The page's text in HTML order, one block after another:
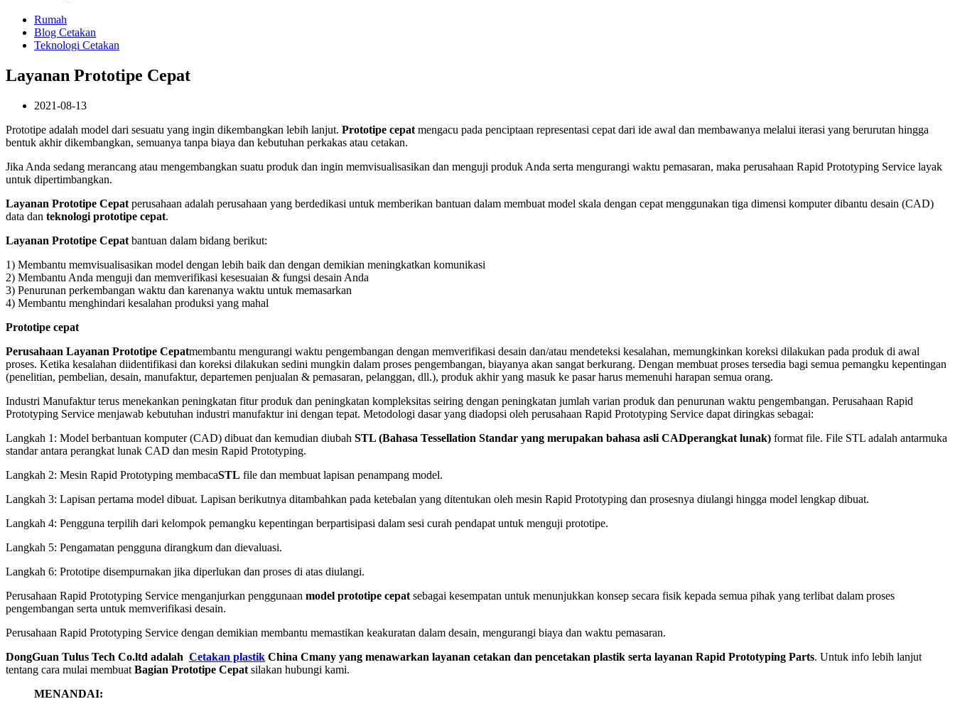
Rumah
Blog Cetakan
Teknologi Cetakan
Layanan Prototipe Cepat
2021-08-13
Prototipe adalah model dari sesuatu yang ingin dikembangkan lebih lanjut. Prototipe cepat mengacu pada penciptaan representasi cepat dari ide awal dan membawanya melalui iterasi yang berurutan hingga
bentuk akhir dikembangkan, semuanya tanpa biaya dan kebutuhan perkakas atau cetakan.
Jika Anda sedang merancang atau mengembangkan suatu produk dan ingin memvisualisasikan dan menguji produk Anda serta mengurangi waktu pemasaran, maka perusahaan Rapid Prototyping Service layak
untuk dipertimbangkan.
Layanan Prototipe Cepat perusahaan adalah perusahaan yang berdedikasi untuk memberikan bantuan dalam membuat model skala dengan cepat menggunakan tiga dimensi komputerdibantu desain (CAD)
data dan teknologi prototipe cepat.
Layanan Prototipe Cepat bantuan dalam bidang berikut:
1) Membantu memvisualisasikan model dengan lebih baik dan dengan demikian meningkatkan komunikasi
2) Membantu Anda menguji dan memverifikasi kesesuaian & fungsi desain Anda
3) Penurunan perkembangan waktu dan karenanya waktu untuk memasarkan
4) Membantu menghindari kesalahan produksi yang mahal
Prototipe cepat
Perusahaan Layanan Prototipe Cepatmembantu mengurangi waktu pengembangan dengan memverifikasi desain dan/atau mendeteksi kesalahan, memungkinkan koreksi dilakukan pada produk di awal
proses. Ketika kesalahan diidentifikasi dan koreksi dilakukan sedini mungkin dalam proses pengembangan, biayanya akan sangat berkurang. Dengan membuat proses tersedia bagi semua pemangku kepentingan
(penelitian, pembelian, desain, manufaktur, departemen penjualan & pemasaran, pelanggan, dll.), produk akhir yang masuk ke pasar harus memenuhi harapan semua orang.
Industri Manufaktur terus menekankan peningkatan fitur produk dan peningkatan kompleksitas seiring dengan peningkatan jumlah varian produk dan penurunan waktu pengembangan. Perusahaan Rapid
Prototyping Service menjawab kebutuhan industri manufaktur ini dengan tepat. Metodologi dasar yang diadopsi oleh perusahaan Rapid Prototyping Service dapat diringkas sebagai:
Langkah 1: Model berbantuan komputer (CAD) dibuat dan kemudian diubah STL (Bahasa Tessellation Standar yang merupakan bahasa asli CADperangkat lunak) format file. File STL adalah antarmuka
standar antara perangkat lunak CAD dan mesin Rapid Prototyping.
Langkah 2: Mesin Rapid Prototyping membacaSTL file dan membuat lapisan penampang model.
Langkah 3: Lapisan pertama model dibuat. Lapisan berikutnya ditambahkan pada ketebalan yang ditentukan oleh mesin Rapid Prototyping dan prosesnya diulangi hingga model lengkap dibuat.
Langkah 4: Pengguna terpilih dari kelompok pemangku kepentingan berpartisipasi dalam sesi curah pendapat untuk menguji prototipe.
Langkah 5: Pengamatan pengguna dirangkum dan dievaluasi.
Langkah 6: Prototipe disempurnakan jika diperlukan dan proses di atas diulangi.
Perusahaan Rapid Prototyping Service menganjurkan penggunaan model prototipe cepat sebagai kesempatan untuk menunjukkan konsep secara fisik kepada semua pihak yang terlibat dalam proses
pengembangan serta untuk memverifikasi desain.
Perusahaan Rapid Prototyping Service dengan demikian membantu memastikan keakuratan dalam desain, mengurangi biaya dan waktu pemasaran.
DongGuan Tulus Tech Co.ltd adalah Cetakan plastik China Cmany yang menawarkan layanan cetakan dan pencetakan plastik serta layanan Rapid Prototyping Parts. Untuk info lebih lanjut
tentang cara mulai membuat Bagian Prototipe Cepat silakan hubungi kami.
MENANDAI: